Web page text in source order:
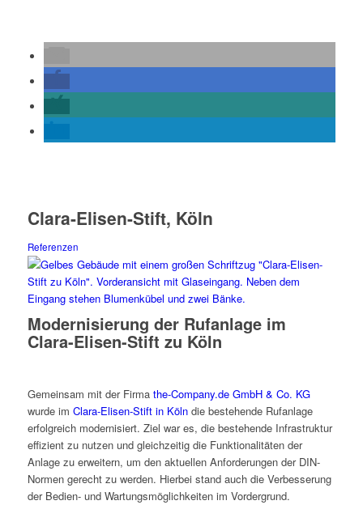
Clara-Elisen-Stift, Köln
Referenzen
Modernisierung der Rufanlage im
Clara-Elisen-Stift zu Köln
Gemeinsam mit der Firma the-Company.de GmbH & Co. KG
wurde im Clara-Elisen-Stift in Kölndie bestehende Rufanlage
erfolgreich modernisiert. Ziel war es, die bestehende Infrastruktur
effizient zu nutzen und gleichzeitig die Funktionalitäten der
Anlage zu erweitern, um den aktuellen Anforderungen der DIN-
Normen gerecht zu werden. Hierbei stand auch die Verbesserung
der Bedien- und Wartungsmöglichkeiten im Vordergrund.